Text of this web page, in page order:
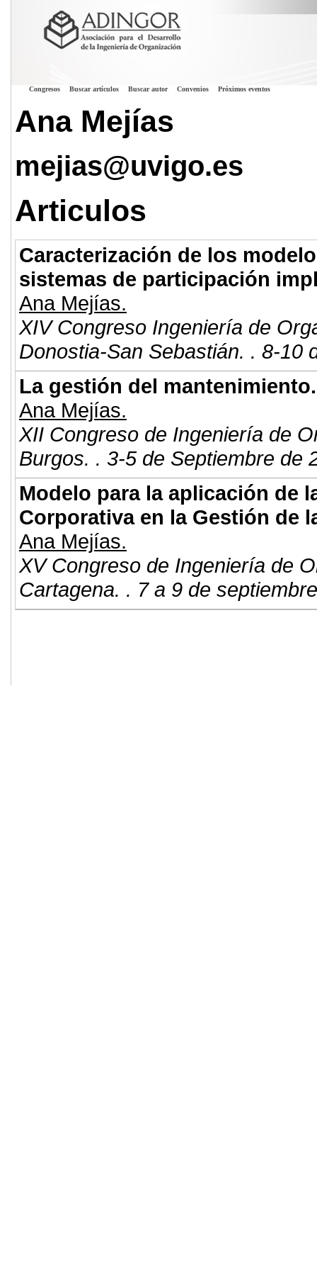
Congresos Buscar artículos Buscar autor Convenios Próximos eventos
Ana Mejías
mejias@uvigo.es
Articulos
Caracterización de los
sistemas de participación
Ana Mejías.
XIV Congreso Ingeniería de
Donostia-San Sebastián. . 8-10
La gestión del
Ana Mejías.
XII Congreso de Ingeniería de
Burgos. . 3-5 de Septiembre de
Modelo para la aplicación de
Corporativa en la Gestión de
Ana Mejías.
XV Congreso de Ingeniería de
Cartagena. . 7 a 9 de